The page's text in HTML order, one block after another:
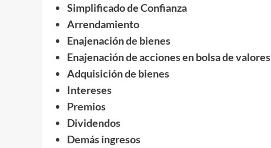
Simplificado de Confianza
Arrendamiento
Enajenación de bienes
Enajenación de acciones en bolsa de valores
Adquisición de bienes
Intereses
Premios
Dividendos
Demás ingresos